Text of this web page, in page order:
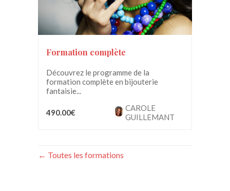
Formation complète
Découvrez le programme de la
formation complète en bijouterie
fantaisie...
490.00€
CAROLE
GUILLEMANT
Toutes les formations